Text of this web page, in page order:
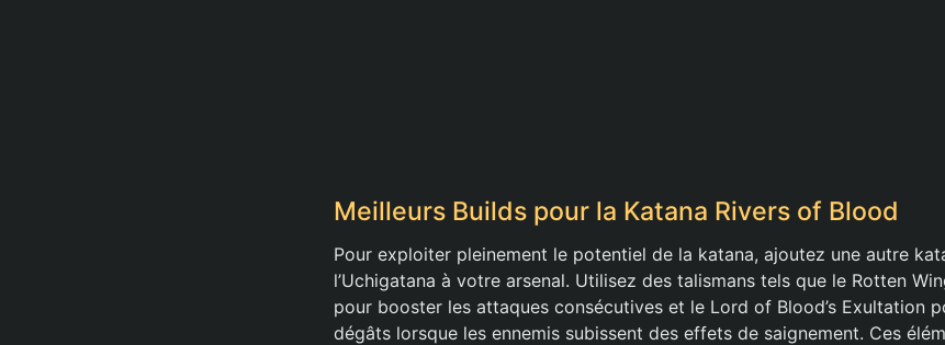
Meilleurs Builds pour la Katana Rivers of Blood
Pour exploiter pleinement le potentiel de la katana, ajoutez une autre
l’Uchigatana à votre arsenal. Utilisez des talismans tels que le Rotten
pour booster les attaques consécutives et le Lord of Blood’s Exultation
dégâts lorsque les ennemis subissent des effets de saignement. Ces